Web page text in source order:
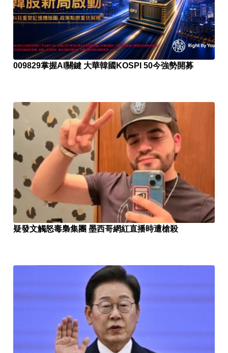
009829掌握AI關鍵 大華韓國KOSPI 50今強勢開募
疑發文觸怒毒梟集團 墨西哥網紅直播時遭槍殺